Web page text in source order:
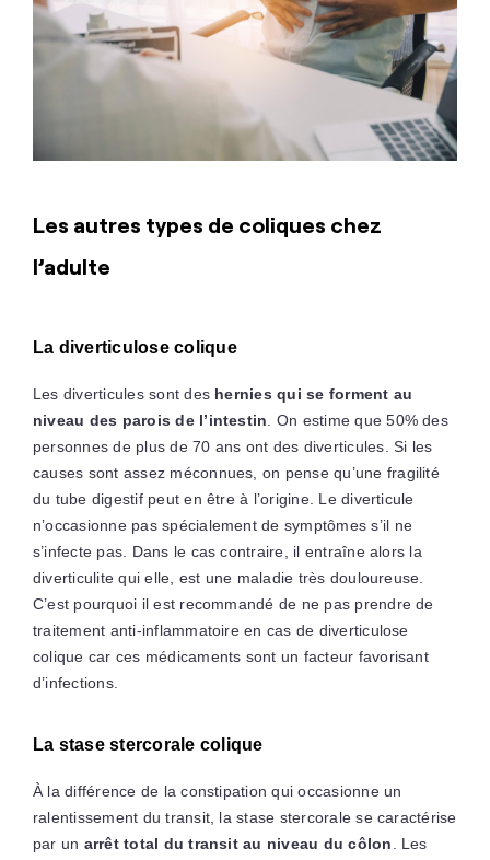
Les autres types de coliques chez
l’adulte
La diverticulose colique
Les diverticules sont des hernies qui se forment au
niveau des parois de l’intestin. On estime que 50% des
personnes de plus de 70 ans ont des diverticules. Si les
causes sont assez méconnues, on pense qu’une fragilité
du tube digestif peut en être à l’origine. Le diverticule
n’occasionne pas spécialement de symptômes s’il ne
s’infecte pas. Dans le cas contraire, il entraîne alors la
diverticulite qui elle, est une maladie très douloureuse.
C’est pourquoi il est recommandé de ne pas prendre de
traitement anti-inflammatoire en cas de diverticulose
colique car ces médicaments sont un facteur favorisant
d’infections.
La stase stercorale colique
À la différence de la constipation qui occasionne un
ralentissement du transit, la stase stercorale se caractérise
par un arrêt total du transit au niveau du côlon. Les